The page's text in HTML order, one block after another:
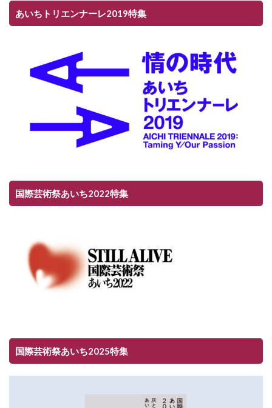
あいちトリエンナーレ2019特集
国際芸術祭あいち2022特集
国際芸術祭あいち2025特集